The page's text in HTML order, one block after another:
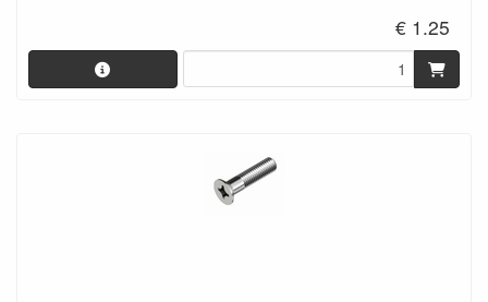
€ 1.25